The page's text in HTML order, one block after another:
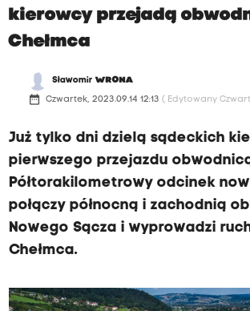
kierowcy przejadą
Chełmca
SławomirWRONA
date_range Czwartek, 2023.09.14 12:13 ( Edytowany
Już tylko dni dzielą sądeckich
pierwszego przejazdu
Półtorakilometrowy odcinek
połączy północną i zachodnią
Nowego Sącza i wyprowadzi
Chełmca.